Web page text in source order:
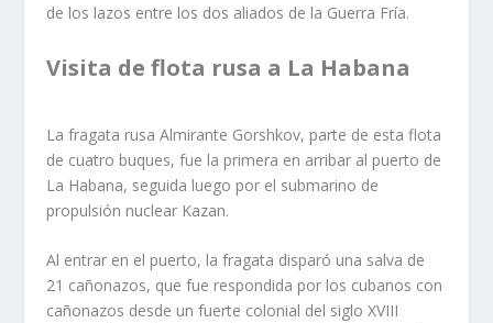
de los lazos entre los dos aliados de la Guerra Fría.
Visita de flota rusa a La Habana
La fragata rusa Almirante Gorshkov, parte de esta flota
de cuatro buques, fue la primera en arribar al puerto de
La Habana, seguida luego por el submarino de
propulsión nuclear Kazan.
Al entrar en el puerto, la fragata disparó una salva de
21 cañonazos, que fue respondida por los cubanos con
cañonazos desde un fuerte colonial del siglo XVIII